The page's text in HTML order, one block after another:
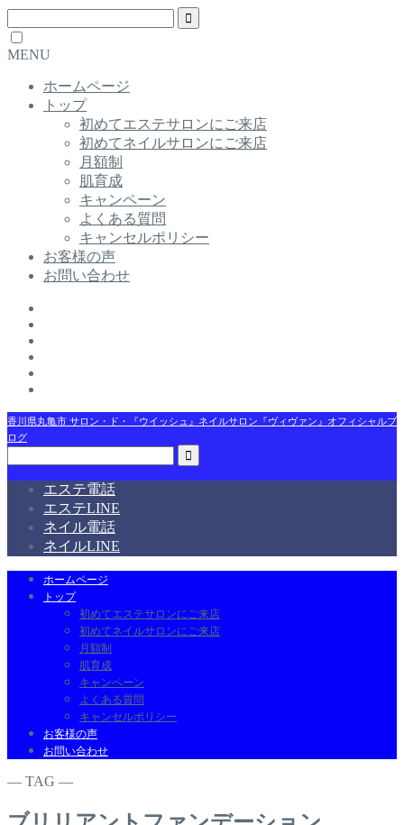
MENU
ホームページ
トップ
初めてエステサロンにご来店
初めてネイルサロンにご来店
月額制
肌育成
キャンペーン
よくある質問
キャンセルポリシー
お客様の声
お問い合わせ
香川県丸亀市 サロン・ド・『ウイッシュ』ネイルサロン『ヴィヴァン』オフィシャルブ
ログ
エステ電話
エステLINE
ネイル電話
ネイルLINE
ホームページ
トップ
初めてエステサロンにご来店
初めてネイルサロンにご来店
月額制
肌育成
キャンペーン
よくある質問
キャンセルポリシー
お客様の声
お問い合わせ
― TAG ―